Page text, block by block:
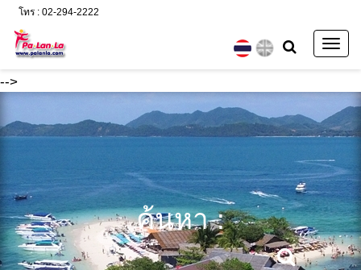
-->
โทร : 02-294-2222
ค้นหา :